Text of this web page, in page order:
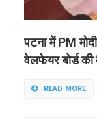
पटना में PM
वेलफेयर बोर्ड
READ MORE